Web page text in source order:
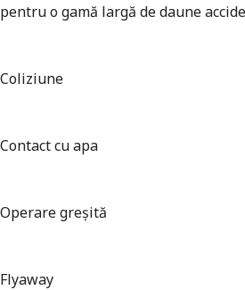
pentru o gamă largă de daune
Coliziune
Contact cu apa
Operare greșită
Flyaway